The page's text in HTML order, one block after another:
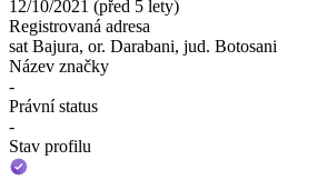
12/10/2021 (před 5 lety)
Registrovaná adresa
sat Bajura, or. Darabani, jud. Botosani
Název značky
-
Právní status
-
Stav profilu